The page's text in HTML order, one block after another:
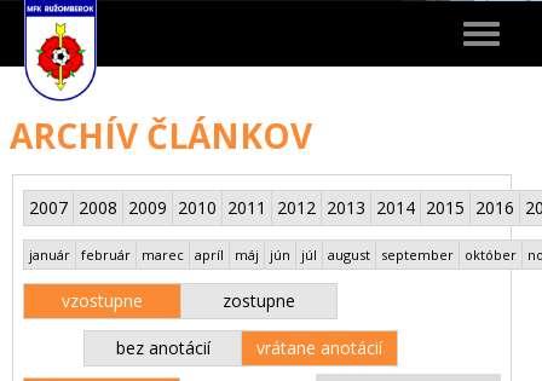
Toggle
ARCHÍV ČLÁNKOV
2007 2008 2009 2010 2011 2012 2013 2014 2015 2016
január február marec apríl máj jún júl august september október
vzostupne zostupne
bez anotácií vrátane anotácií